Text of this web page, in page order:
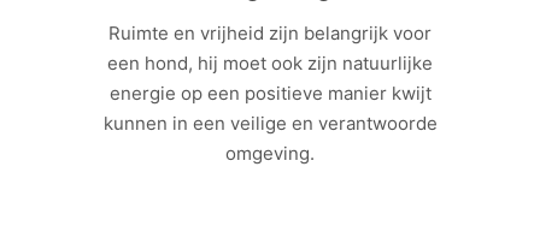
Ruimte en vrijheid zijn belangrijk voor
een hond, hij moet ook zijn natuurlijke
energie op een positieve manier kwijt
kunnen in een veilige en verantwoorde
omgeving.